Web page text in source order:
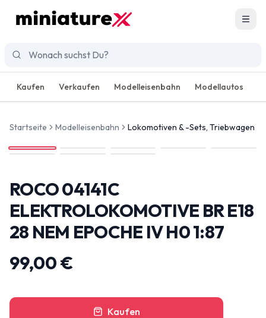
Menü
Kaufen Verkaufen Modelleisenbahn Modellautos
Startseite Modelleisenbahn Lokomotiven & -Sets, Triebwagen
ROCO 04141C
ELEKTROLOKOMOTIVE BR E18
28 NEM EPOCHE IV H0 1:87
99,00 €
Kaufen